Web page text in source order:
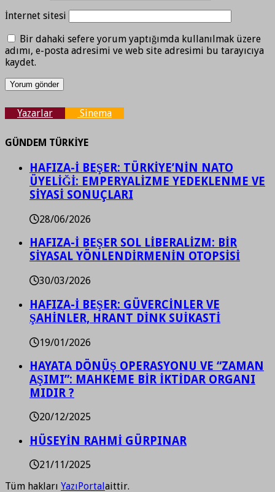
İnternet sitesi
Bir dahaki sefere yorum yaptığımda kullanılmak üzere
adımı, e-posta adresimi ve web site adresimi bu tarayıcıya
kaydet.
Yazarlar Sinema
GÜNDEM TÜRKİYE
HAFIZA-İ BEŞER: TÜRKİYE’NİN NATO
ÜYELİĞİ: EMPERYALİZME YEDEKLENME VE
SİYASİ SONUÇLARI
28/06/2026
HAFIZA-İ BEŞER SOL LİBERALİZM: BİR
SİYASAL YÖNLENDİRMENİN OTOPSİSİ
30/03/2026
HAFIZA-İ BEŞER: GÜVERCİNLER VE
ŞAHİNLER, HRANT DİNK SUİKASTİ
19/01/2026
HAYATA DÖNÜŞ OPERASYONU VE “ZAMAN
AŞIMI”: MAHKEME BİR İKTİDAR ORGANI
MIDIR ?
20/12/2025
HÜSEYİN RAHMİ GÜRPINAR
21/11/2025
Tüm hakları YazıPortal aittir.